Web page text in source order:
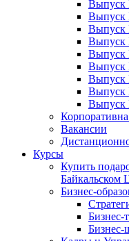
Выпуск
Выпуск
Выпуск
Выпуск
Выпуск
Выпуск
Выпуск
Выпуск
Выпуск
Вакансии
Курсы
Купить
Байкальском
Бизнес-
Бизнес-
Бизнес-